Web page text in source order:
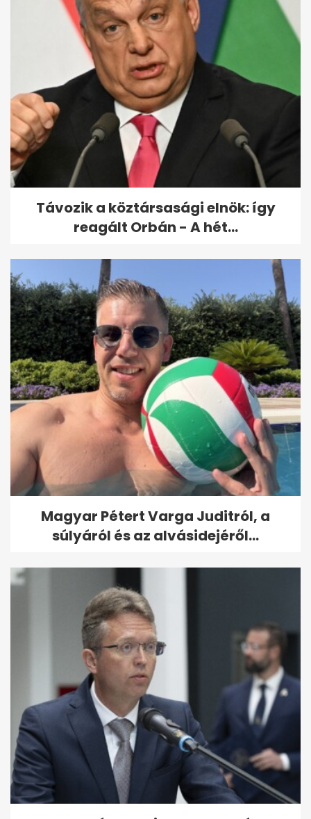
Távozik a köztársasági elnök: így
reagált Orbán - A hét...
Magyar Pétert Varga Juditról, a
súlyáról és az alvásidejéről...